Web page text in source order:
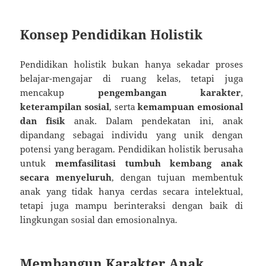
Konsep Pendidikan Holistik
Pendidikan holistik bukan hanya sekadar proses
belajar-mengajar di ruang kelas, tetapi juga
mencakup pengembangan karakter,
keterampilan sosial, sertakemampuan emosional
dan fisik anak. Dalam pendekatan ini, anak
dipandang sebagai individu yang unik dengan
potensi yang beragam. Pendidikan holistik berusaha
untuk memfasilitasi tumbuh kembang anak
secara menyeluruh, dengan tujuan membentuk
anak yang tidak hanya cerdas secara intelektual,
tetapi juga mampu berinteraksi dengan baik di
lingkungan sosial dan emosionalnya.